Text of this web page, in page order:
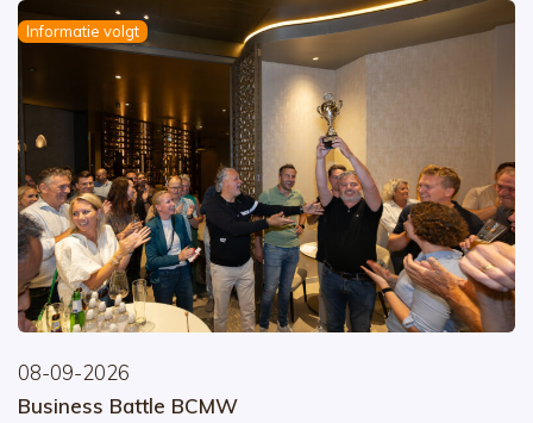
Informatie volgt
08-09-2026
Business Battle BCMW